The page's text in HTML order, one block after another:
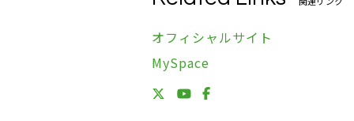
オフィシャルサイト
MySpace